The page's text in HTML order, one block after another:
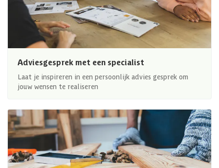
Adviesgesprek met een specialist
Laat je inspireren in een persoonlijk advies gesprek om
jouw wensen te realiseren